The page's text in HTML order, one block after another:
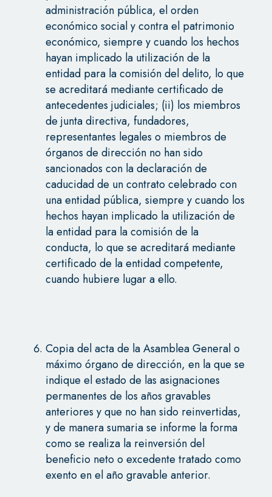
administración pública, el orden
económico social y contra el patrimonio
económico, siempre y cuando los hechos
hayan implicado la utilización de la
entidad para la comisión del delito, lo que
se acreditará mediante certificado de
antecedentes judiciales; (ii) los miembros
de junta directiva, fundadores,
representantes legales o miembros de
órganos de dirección no han sido
sancionados con la declaración de
caducidad de un contrato celebrado con
una entidad pública, siempre y cuando los
hechos hayan implicado la utilización de
la entidad para la comisión de la
conducta, lo que se acreditará mediante
certificado de la entidad competente,
cuando hubiere lugar a ello.
Copia del acta de la Asamblea General o
máximo órgano de dirección, en la que se
indique el estado de las asignaciones
permanentes de los años gravables
anteriores y que no han sido reinvertidas,
y de manera sumaria se informe la forma
como se realiza la reinversión del
beneficio neto o excedente tratado como
exento en el año gravable anterior.